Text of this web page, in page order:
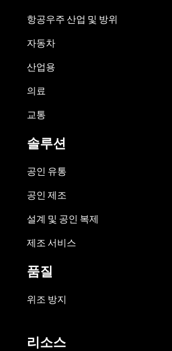
항공우주 산업 및 방위
자동차
산업용
의료
교통
솔루션
공인 유통
공인 제조
설계 및 공인 복제
제조 서비스
품질
위조 방지
리소스